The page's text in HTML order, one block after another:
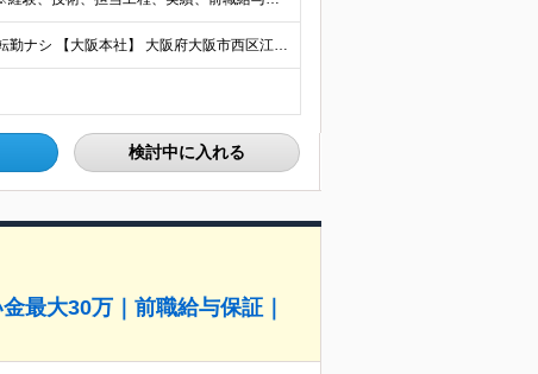
★U・Iターン歓迎！勤務地などの希望は考慮します ★転勤ナシ 【大阪本社】 大阪府大阪市西区江戸堀2-2-1 アズワン別館8F 【東京事業所】 東京都新宿区四谷4-6-10 ビクトリアセンタービル
検討中に入れる
最大30万｜前職給与保証｜